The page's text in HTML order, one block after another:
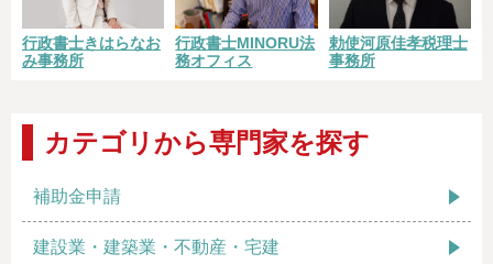
行政書士きはらなお
み事務所
行政書士MINORU法
務オフィス
勅使河原佳孝税理士
事務所
カテゴリから専門家を探す
補助金申請
建設業・建築業・不動産・宅建